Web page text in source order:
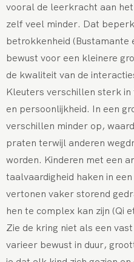
vooral de leerkracht aan
zelf veel minder. Dat
betrokkenheid (Bustamante
bewust voor een kleinere
de kwaliteit van de
Kleuters verschillen sterk
en persoonlijkheid. In een
verschillen minder op,
praten terwijl anderen
worden. Kinderen met een
taalvaardigheid haken in
vertonen vaker storend
hen te complex kan zijn (Qi
Zie de kring niet als een
varieer bewust in duur,